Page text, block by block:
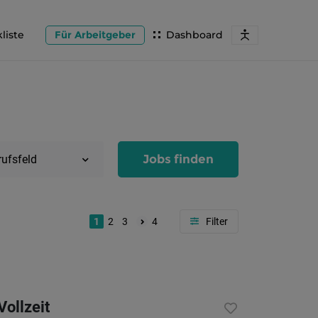
Dashboard
Für Arbeitgeber
Jobs finden
1 2 3 4